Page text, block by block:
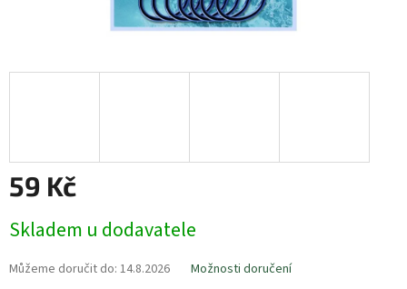
59 Kč
cena:
Skladem u dodavatele
Můžeme doručit do: 14.8.2026 Možnosti doručení